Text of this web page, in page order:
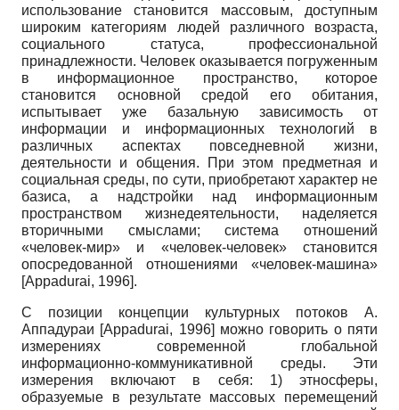
использование становится массовым, доступным
широким категориям людей различного возраста,
социального статуса, профессиональной
принадлежности. Человек оказывается погруженным
в информационное пространство, которое
становится основной средой его обитания,
испытывает уже базальную зависимость от
информации и информационных технологий в
различных аспектах повседневной жизни,
деятельности и общения. При этом предметная и
социальная среды, по сути, приобретают характер не
базиса, а надстройки над информационным
пространством жизнедеятельности, наделяется
вторичными смыслами; система отношений
«человек-мир» и «человек-человек» становится
опосредованной отношениями «человек-машина»
[Appadurai, 1996].
С позиции концепции культурных потоков А.
Аппадураи [Appadurai, 1996] можно говорить о пяти
измерениях современной глобальной
информационно-коммуникативной среды. Эти
измерения включают в себя: 1) этносферы,
образуемые в результате массовых перемещений